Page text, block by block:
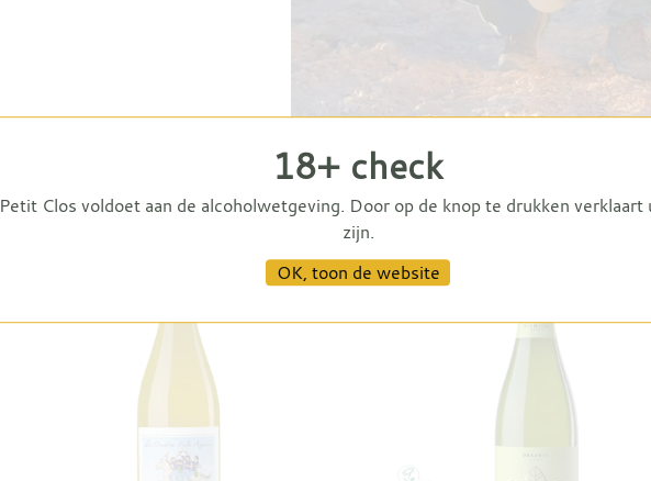
18+ check
Petit Clos voldoet aan de alcoholwetgeving. Door op de knop te drukken
zijn.
OK, toon de website